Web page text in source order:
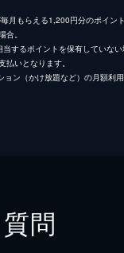
月もらえる1,200円分のポイン
。
するポイントを保有していな
いとなります。
ン（かけ放題など）の月額利用
問